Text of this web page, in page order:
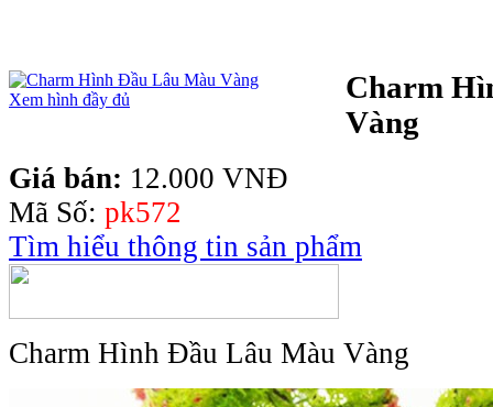
Xem hình đầy đủ
Charm
Vàng
Giá bán: 12.000 VNĐ
Mã Số: pk572
Tìm hiểu thông tin sản phẩm
Charm Hình Đầu Lâu Màu Vàng